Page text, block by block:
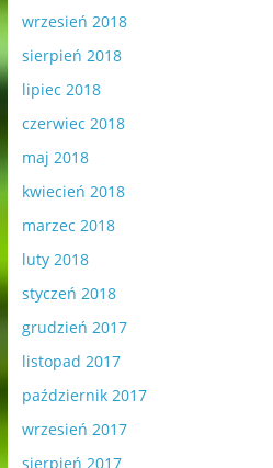
wrzesień 2018
sierpień 2018
lipiec 2018
czerwiec 2018
maj 2018
kwiecień 2018
marzec 2018
luty 2018
styczeń 2018
grudzień 2017
listopad 2017
październik 2017
wrzesień 2017
sierpień 2017